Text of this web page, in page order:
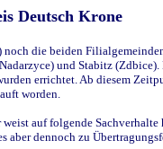
Deutsch Krone
die beiden
und Stabitz
errichtet. Ab diesem
worden.
weist auf folgende
dennoch zu